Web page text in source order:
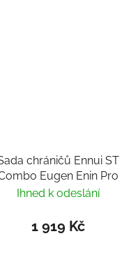
chráničů Ennui ST
Eugen Enin Pro
Ihned k odeslání
1 919 Kč